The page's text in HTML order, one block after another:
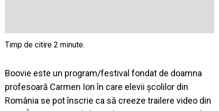
Boovie este un program/festival fondat de doamna
profesoară Carmen Ion în care elevii școlilor din
România se pot înscrie ca să creeze trailere video din